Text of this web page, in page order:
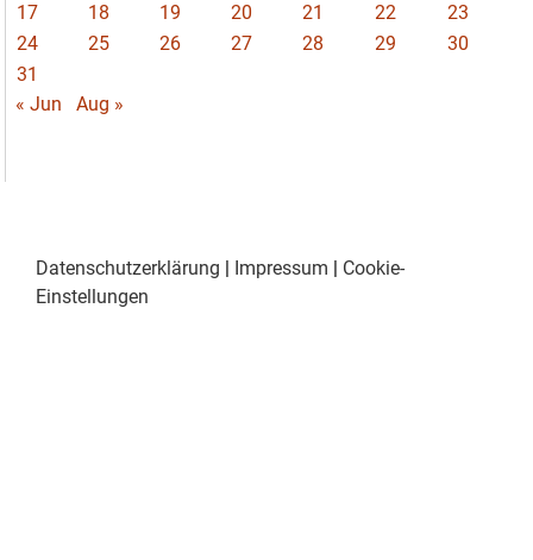
17
18 19 20 21 22
23
24
25 26 27 28 29
30
31
« Jun
Aug »
Datenschutzerklärung | Impressum | Cookie-
Einstellungen